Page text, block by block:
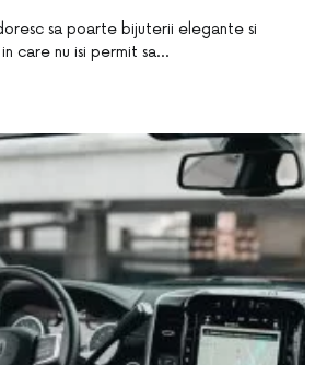
sa poarte bijuterii elegante si
care nu isi permit sa…